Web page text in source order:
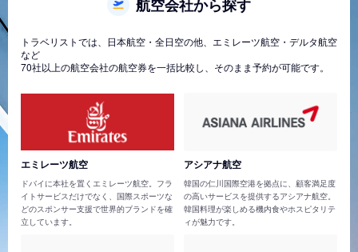
航空会社から探す
トラベリストでは、日本航空・全日空の他、エミレーツ航空・デルタ航空
など
70社以上の航空会社の航空券を一括比較し、そのまま予約が可能です。
エミレーツ航空
ドバイに本社を置くエミレーツ航空。フラ
イトサービスだけでなく、国際スポーツな
どのスポンサー支援で世界的ブランドを確
立しています。
アシアナ航空
韓国の仁川国際空港を拠点に、顧客満足度
の高いサービスを提供するアシアナ航空。
韓国料理が楽しめる機内食やホスピタリテ
ィが魅力です。